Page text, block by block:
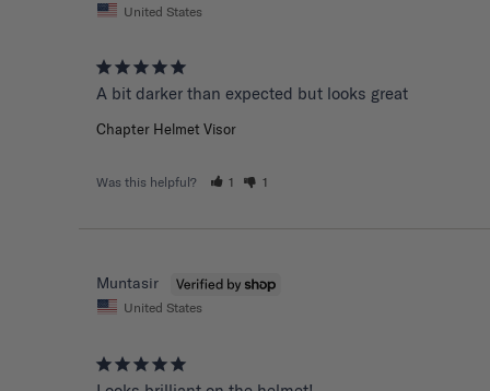
United States
A bit darker than expected but looks great
Chapter Helmet Visor
Was this helpful? 1 1
Muntasir
United States